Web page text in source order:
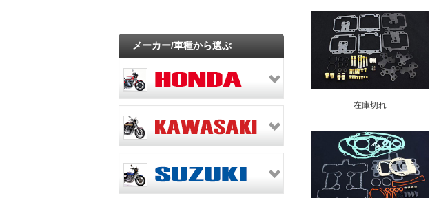
在庫切れ
メーカー/車種から選ぶ